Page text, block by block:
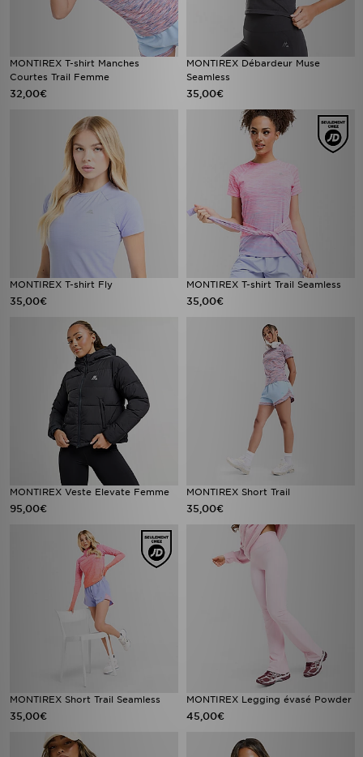
MONTIREX T-shirt Manches
Courtes Trail Femme
32,00€
MONTIREX Débardeur Muse
Seamless
35,00€
MONTIREX T-shirt Fly
35,00€
MONTIREX T-shirt Trail Seamless
35,00€
MONTIREX Veste Elevate Femme
95,00€
MONTIREX Short Trail
35,00€
MONTIREX Short Trail Seamless
35,00€
MONTIREX Legging évasé Powder
45,00€